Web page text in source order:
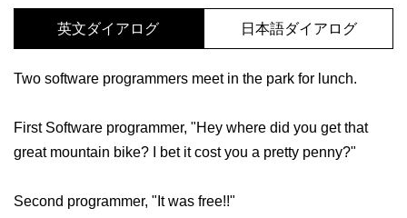
英文ダイアログ 日本語ダイアログ
Two software programmers meet in the park for lunch.
First Software programmer, "Hey where did you get that
great mountain bike? I bet it cost you a pretty penny?"
Second programmer, "It was free!!"